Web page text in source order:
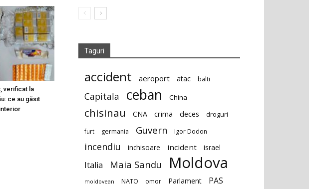
verificat la
ce au găsit
Taguri
accident aeroport atac balti
Capitala ceban China
chisinau CNA crima deces droguri
furt germania Guvern Igor Dodon
incendiu inchisoare incident israel
Italia Maia Sandu Moldova
moldovean NATO omor Parlament PAS